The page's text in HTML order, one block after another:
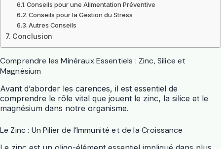
Conseils pour une Alimentation Préventive
Conseils pour la Gestion du Stress
Autres Conseils
Conclusion
Comprendre les Minéraux Essentiels : Zinc, Silice et
Magnésium
Avant d’aborder les carences, il est essentiel de
comprendre le rôle vital que jouent le zinc, la silice et le
magnésium dans notre organisme.
Le Zinc : Un Pilier de l’Immunité et de la Croissance